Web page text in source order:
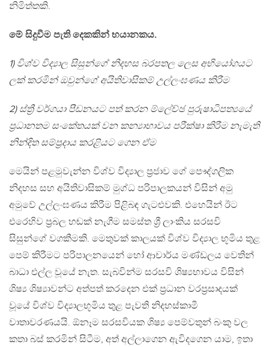
නිමිත්තකි.
මේ සිදුවීම පැති දෙකකින් භයානකය.
1) විශ්ව විද්‍යාල සිසුන්ගේ නිදහස බරපතල ලෙස අභියෝගයට
ලක් කරමින් ඔවුන්ගේ අයිතිවාසිකම් උල්ලංඝණය කිරීම
2) ස්ත්‍රී වර්ගයා පීඩනයට පත් කරන ම්ලේච්ඡ පුරුෂාධිපත්‍යයේ
ප්‍රධානතම සංකේතයක් වන කන්‍යාභාවය පරීක්ෂා කිරීම නැමැති
නින්දිත සම්ප්‍රදාය කරළියට ගෙන ඒම
මෙයින් පළමුවැන්න විශ්ව විද්‍යාල ප්‍රජාව ගේ පෞද්ගලික
නිදහස සහ අයිතිවාසිකම් මුග්ධ පරිපාලකයන් විසින් අමු
අමුවේ උල්ලංඝණය කිරීම පිළිබඳ ගැටළුවකි. එහෙයින් ඊට
එරෙහිව ප්‍රබල හඬක් නැගීම සමස්ත ශ්‍රී ලාංකිය සරසවි
සිසුන්ගේ වගකීමකි. මෙතුවක් කාලයක් විශ්ව විද්‍යාල භූමිය තුළ
පෙම් කිරීමට පරිපාලනයෙන් හෝ ආචාර්ය මණ්ඩලය වෙතින්
බාධා එල්ල වූයේ නැත. සැබවින්ම සරසවි ශිෂ්‍යභාවය විසින්
ශිෂ්‍ය ශිෂ්‍යාවන්ට අත්පත් කරදෙන එක් ප්‍රධාන වරප්‍රසාදයක්
වූයේ විශ්ව විද්‍යාලභූමිය තුළ පැවති නිදහස්කාමී
වාතාවරණයයි. ඕනෑම සරසවියක ශිෂ්‍ය පෙම්වතුන් බංකු වල
කතා බස් කරමින් සිටීම, අත් අල්ලාගෙන ඇවිදගෙන යාම, ඉතා